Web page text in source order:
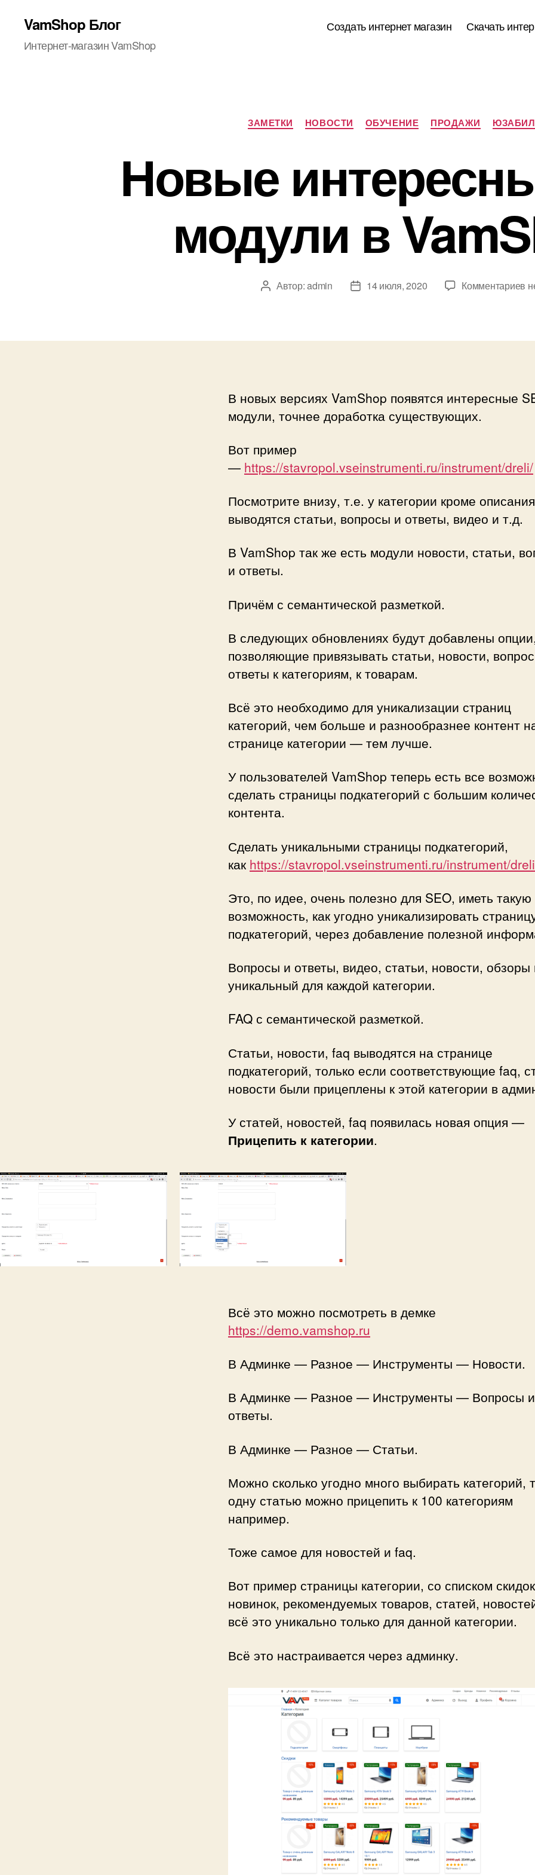
VamShop Блог
Интернет-магазин VamShop
Создать интернет магазин Скачать
Рубрики
ЗАМЕТКИ НОВОСТИ ОБУЧЕНИЕ ПРОДАЖИ
Новые
модули в
Автор
Автор:admin
Дата14 июля, 2020 Комментариев к
В новых версиях VamShop появятся интересные
модули, точнее доработка существующих.
Вот пример
— https://stavropol.vseinstrumenti.ru/instrument/dreli/
Посмотрите внизу, т.е. у категории кроме
выводятся статьи, вопросы и ответы, видео и т.д.
В VamShop так же есть модули новости, статьи,
и ответы.
Причём с семантической разметкой.
В следующих обновлениях будут добавлены
позволяющие привязывать статьи, новости,
ответы к категориям, к товарам.
Всё это необходимо для уникализации страниц
категорий, чем больше и разнообразнее контент
странице категории — тем лучше.
У пользователей VamShop теперь есть все
сделать страницы подкатегорий с большим
контента.
Сделать уникальными страницы подкатегорий,
как https://stavropol.vseinstrumenti.ru/instrument/
Это, по идее, очень полезно для SEO, иметь такую
возможность, как угодно уникализировать
подкатегорий, через добавление полезной
Вопросы и ответы, видео, статьи, новости, обзоры
уникальный для каждой категории.
FAQ с семантической разметкой.
Статьи, новости, faq выводятся на странице
подкатегорий, только если соответствующие faq,
новости были прицеплены к этой категории в
У статей, новостей, faq появилась новая опция —
Прицепить к категории.
Всё это можно посмотреть в демке
https://demo.vamshop.ru
В Админке — Разное — Инструменты — Новости.
В Админке — Разное — Инструменты — Вопросы и
ответы.
В Админке — Разное — Статьи.
Можно сколько угодно много выбирать категорий,
одну статью можно прицепить к 100 категориям
например.
Тоже самое для новостей и faq.
Вот пример страницы категории, со списком
новинок, рекомендуемых товаров, статей,
всё это уникально только для данной категории.
Всё это настраивается через админку.